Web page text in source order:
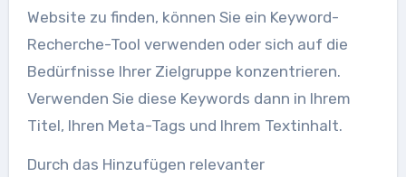
Website zu finden, können Sie ein Keyword-
Recherche-Tool verwenden oder sich auf die
Bedürfnisse Ihrer Zielgruppe konzentrieren.
Verwenden Sie diese Keywords dann in Ihrem
Titel, Ihren Meta-Tags und Ihrem Textinhalt.
Durch das Hinzufügen relevanter